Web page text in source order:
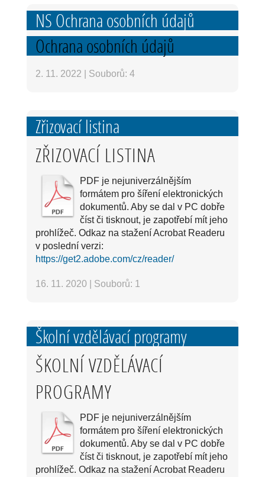
NS Ochrana osobních údajů
Ochrana osobních údajů
2. 11. 2022 Souborů: 4
Zřizovací listina
ZŘIZOVACÍ LISTINA
PDF je nejuniverzálnějším
formátem pro šíření elektronických
dokumentů. Aby se dal v PC dobře
číst či tisknout, je zapotřebí mít jeho
prohlížeč. Odkaz na stažení Acrobat Readeru
v poslední verzi:
https://get2.adobe.com/cz/reader/
16. 11. 2020 Souborů: 1
Školní vzdělávací programy
ŠKOLNÍ VZDĚLÁVACÍ
PROGRAMY
PDF je nejuniverzálnějším
formátem pro šíření elektronických
dokumentů. Aby se dal v PC dobře
číst či tisknout, je zapotřebí mít jeho
prohlížeč. Odkaz na stažení Acrobat Readeru